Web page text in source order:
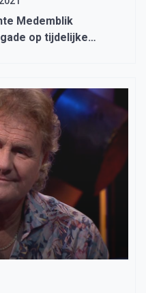
Medemblik
op tijdelijke